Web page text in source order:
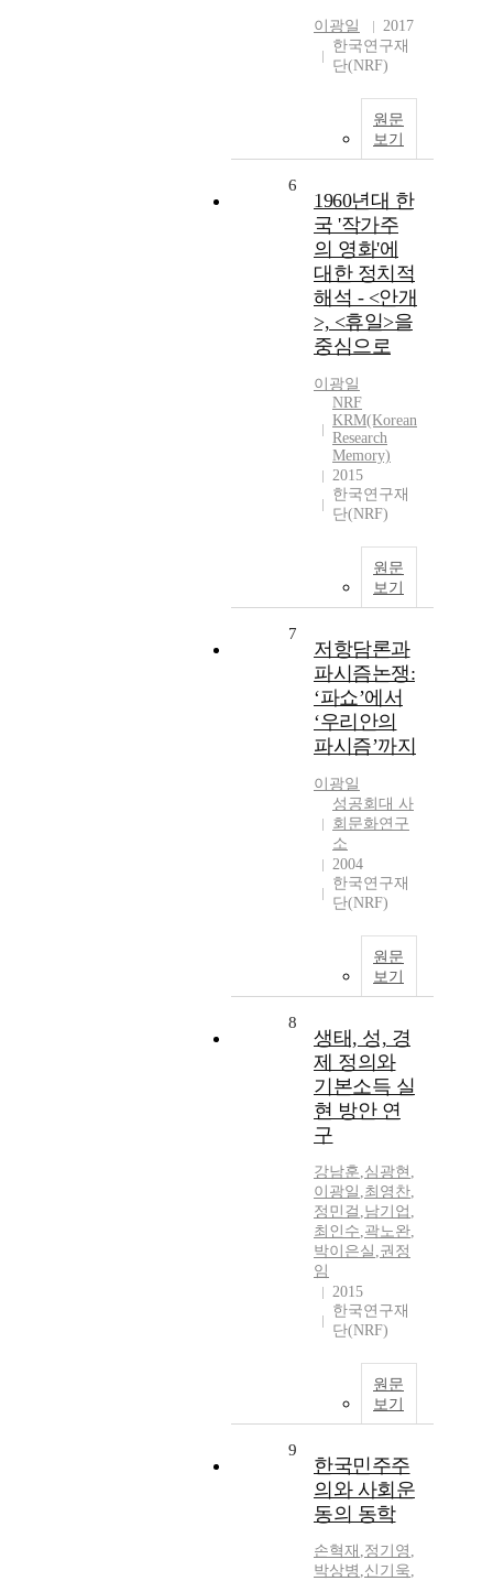
이광일
2017
한국연구재
단(NRF)
원문
보기
6
1960년대 한
국 '작가주
의 영화'에
대한 정치적
해석 - <안개
>, <휴일>을
중심으로
이광일
NRF
KRM(Korean
Research
Memory)
2015
한국연구재
단(NRF)
원문
보기
7
저항담론과
파시즘논쟁:
‘파쇼’에서
‘우리안의
파시즘’까지
이광일
성공회대 사
회문화연구
소
2004
한국연구재
단(NRF)
원문
보기
8
생태, 성, 경
제 정의와
기본소득 실
현 방안 연
구
강남훈,심광현 ,
이광일 ,최영찬,
정민걸 ,남기업 ,
최인수,곽노완,
박이은실 ,권정
임
2015
한국연구재
단(NRF)
원문
보기
9
한국민주주
의와 사회운
동의 동학
손혁재 ,정기영 ,
박상병 ,신기욱,